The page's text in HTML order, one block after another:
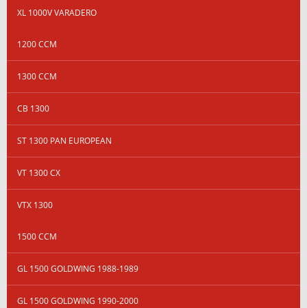
XL 1000V VARADERO
1200 CCM
1300 CCM
CB 1300
ST 1300 PAN EUROPEAN
VT 1300 CX
VTX 1300
1500 CCM
GL 1500 GOLDWING 1988-1989
GL 1500 GOLDWING 1990-2000